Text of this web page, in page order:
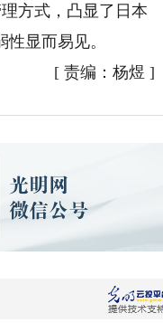
方式，凸显了日本
显而易见。
[ 责编：杨煜 ]